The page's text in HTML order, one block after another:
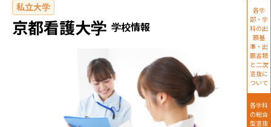
私立大学
京都看護大学 学校情報
各学
部・学
科の出
願基
準・出
願書類
と二次
選抜に
ついて
各学科
の総合
型選抜